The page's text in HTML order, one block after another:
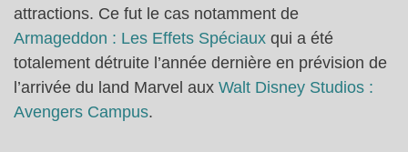
attractions. Ce fut le cas notamment de
Armageddon : Les Effets Spéciaux qui a été
totalement détruite l’année dernière en prévision de
l’arrivée du land Marvel aux Walt Disney Studios :
Avengers Campus.